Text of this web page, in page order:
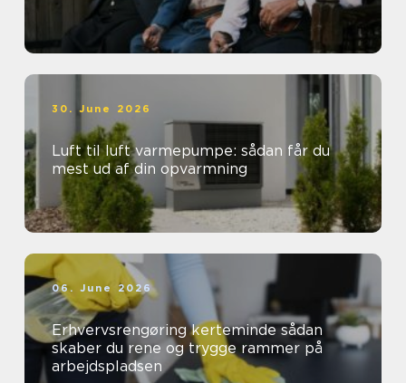
30. June 2026
Luft til luft varmepumpe: sådan får du
mest ud af din opvarmning
06. June 2026
Erhvervsrengøring kerteminde sådan
skaber du rene og trygge rammer på
arbejdspladsen